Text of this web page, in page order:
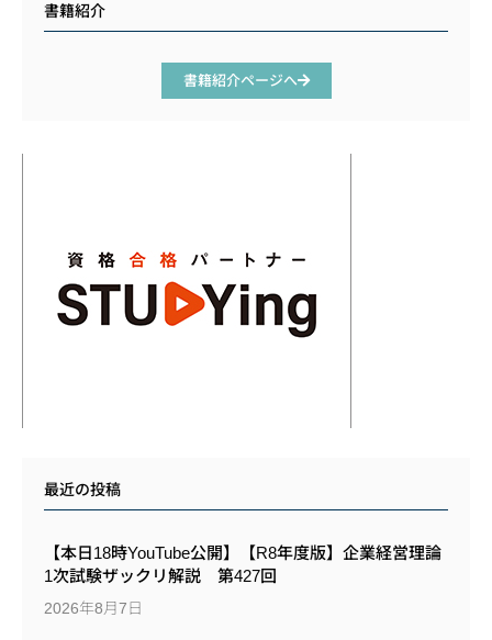
書籍紹介
書籍紹介ページへ
最近の投稿
【本日18時YouTube公開】【R8年度版】企業経営理論
1次試験ザックリ解説 第427回
2026年8月7日